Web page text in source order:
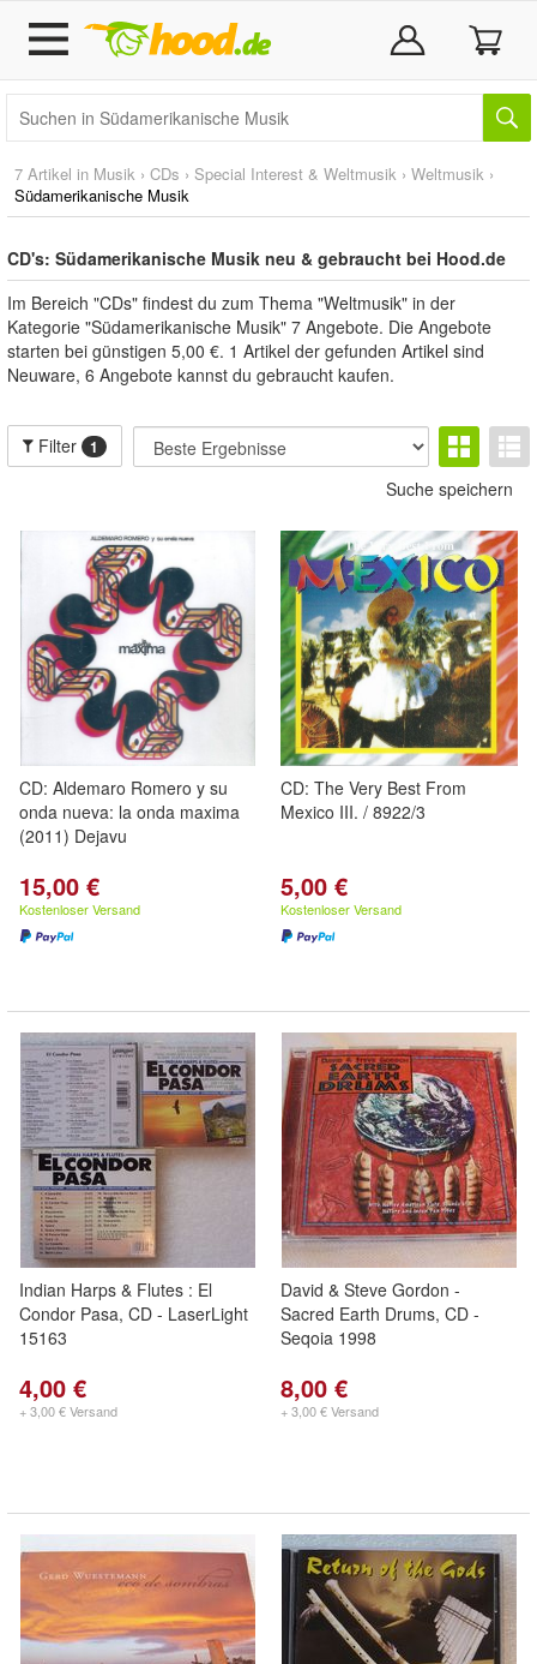
7 Artikel in Musik › CDs › Special Interest & Weltmusik › Weltmusik ›
Südamerikanische Musik
CD's: Südamerikanische Musik neu & gebraucht bei Hood.de
Im Bereich "CDs" findest du zum Thema "Weltmusik" in der
Kategorie "Südamerikanische Musik" 7 Angebote. Die Angebote
starten bei günstigen 5,00 €. 1 Artikel der gefunden Artikel sind
Neuware, 6 Angebote kannst du gebraucht kaufen.
Filter 1
Suche speichern
CD: Aldemaro Romero y su
onda nueva: la onda maxima
(2011) Dejavu
15,00 €
Kostenloser Versand
CD: The Very Best From
Mexico III. / 8922/3
5,00 €
Kostenloser Versand
Indian Harps & Flutes : El
Condor Pasa, CD - LaserLight
15163
4,00 €
+ 3,00 € Versand
David & Steve Gordon -
Sacred Earth Drums, CD -
Seqoia 1998
8,00 €
+ 3,00 € Versand